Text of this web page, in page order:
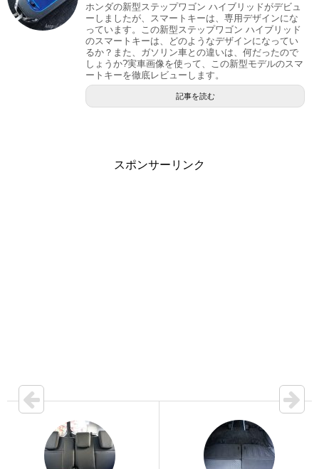
ホンダの新型ステップワゴン ハイブリッドがデビュ
ーしましたが、スマートキーは、専用デザインにな
っています。この新型ステップワゴン ハイブリッド
のスマートキーは、どのようなデザインになってい
るか？また、ガソリン車との違いは、何だったので
しょうか?実車画像を使って、この新型モデルのスマ
ートキーを徹底レビューします。
記事を読む
スポンサーリンク